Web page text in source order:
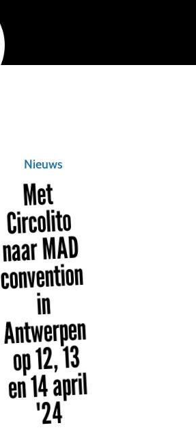
Nieuws
Met
Circolito
naar MAD
convention
in
Antwerpen
op 12, 13
en 14 april
'24